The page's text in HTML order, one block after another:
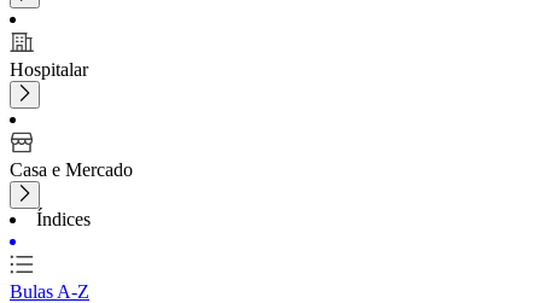
Hospitalar
Casa e Mercado
Índices
Bulas A-Z